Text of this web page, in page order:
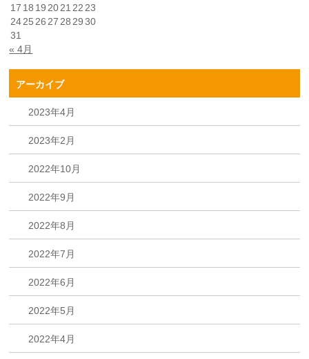
17 18 19 2021 22 23
2425 26 27 28 29 30
31
« 4月
アーカイブ
2023年4月
2023年2月
2022年10月
2022年9月
2022年8月
2022年7月
2022年6月
2022年5月
2022年4月